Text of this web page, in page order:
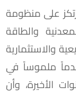
على منظومة
والطاقة
والاستثمارية
ملموساً في
الأخيرة، وأن